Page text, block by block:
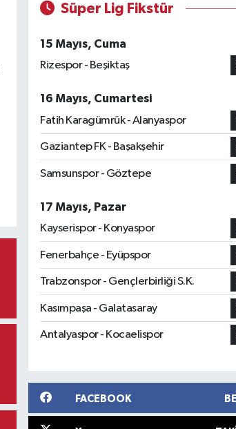
Süper Lig Fikstür
15 Mayıs, Cuma
Rizespor - Beşiktaş
16 Mayıs, Cumartesi
Fatih Karagümrük - Alanyaspor
Gaziantep FK - Başakşehir
Samsunspor - Göztepe
17 Mayıs, Pazar
Kayserispor - Konyaspor
Fenerbahçe - Eyüpspor
Trabzonspor - Gençlerbirliği S.K.
Kasımpaşa - Galatasaray
Antalyaspor - Kocaelispor
FACEBOOK